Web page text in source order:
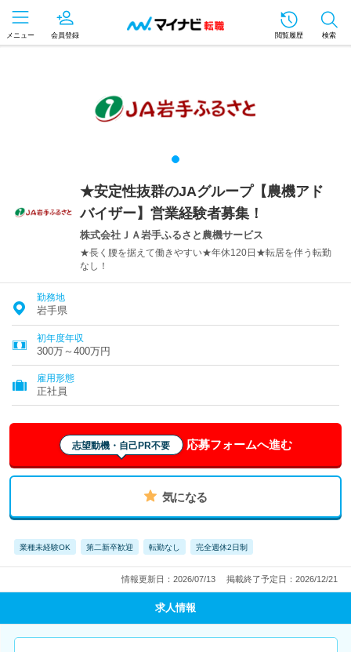
メニュー 会員登録 閲覧履歴 検索
★安定性抜群のJAグループ【農機アド
バイザー】営業経験者募集！
株式会社ＪＡ岩手ふるさと農機サービス
★長く腰を据えて働きやすい★年休120日★転居を伴う転勤
なし！
勤務地
岩手県
初年度年収
300万～400万円
雇用形態
正社員
志望動機・自己PR不要 応募フォームへ進む
気になる
業種未経験OK 第二新卒歓迎 転勤なし 完全週休2日制
情報更新日：2026/07/13 掲載終了予定日：2026/12/21
求人情報